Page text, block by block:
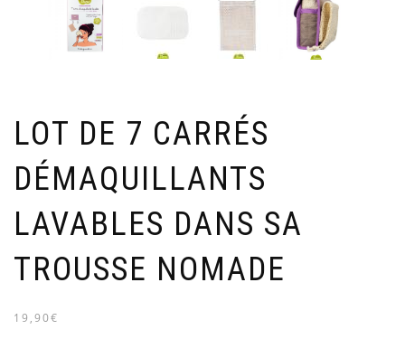
LOT DE 7 CARRÉS
DÉMAQUILLANTS
LAVABLES DANS SA
TROUSSE NOMADE
19,90€